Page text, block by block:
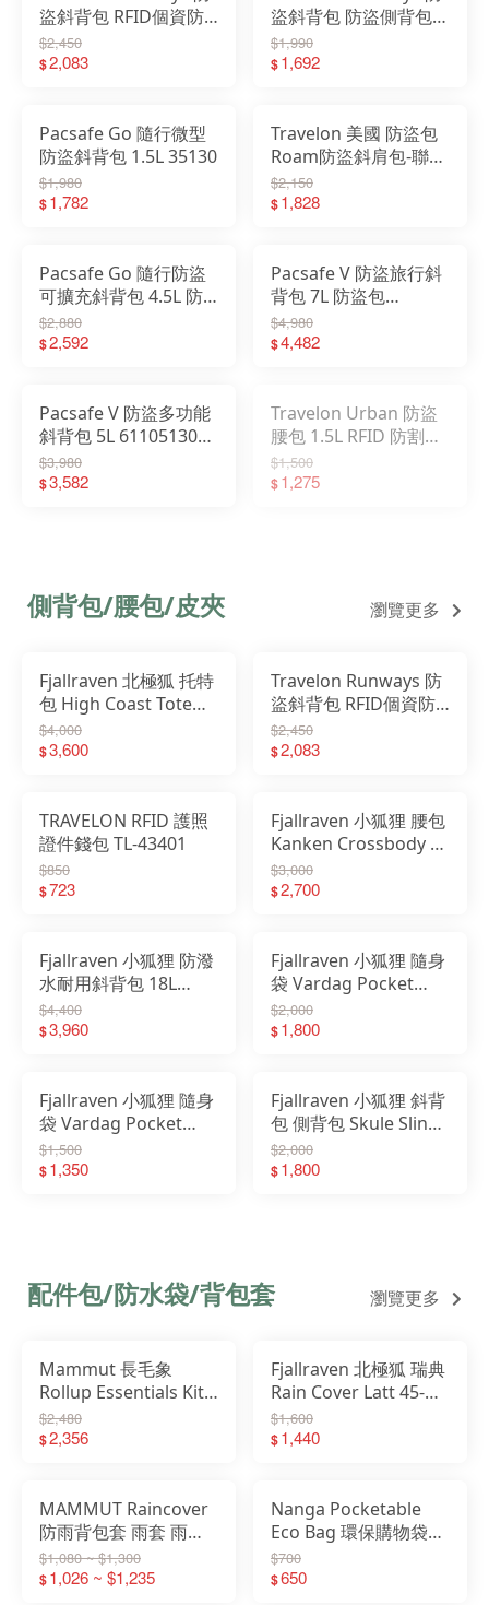
盜斜背包 RFID個資防
盜 出國防盜包 TL-
43715
$2,450
$2,083
盜斜背包 防盜側背包
黑 藍 TL-43714
$1,990
$1,692
Pacsafe Go 隨行微型
防盜斜背包 1.5L 35130
$1,980
$1,782
Travelon 美國 防盜包
Roam防盜斜肩包-聯名
款 旅遊腰包 旅遊隨身
TL-43678A
$2,150
$1,828
Pacsafe Go 隨行防盜
可擴充斜背包 4.5L 防
盜包 35140 351401
$2,880
$2,592
Pacsafe V 防盜旅行斜
背包 7L 防盜包
61110130 61110658
$4,980
$4,482
Pacsafe V 防盜多功能
斜背包 5L 61105130
61105658
$3,980
$3,582
Travelon Urban 防盜
腰包 1.5L RFID 防割
Anti-Theft 防搶 腰包
TL-43557
$1,500
$1,275
側背包/腰包/皮夾 瀏覽更多
Fjallraven 北極狐 托特
包 High Coast Tote
30L 肩背包 23200331
$4,000
$3,600
Travelon Runways 防
盜斜背包 RFID個資防
盜 出國防盜包 TL-
43715
$2,450
$2,083
TRAVELON RFID 護照
證件錢包 TL-43401
$850
$723
Fjallraven 小狐狸 腰包
Kanken Crossbody 4L
斜背包 23200395
$3,000
$2,700
Fjallraven 小狐狸 防潑
水耐用斜背包 18L
Farden Crossbody
23200340
$4,400
$3,960
Fjallraven 小狐狸 隨身
袋 Vardag Pocket
Large 橫式斜背袋
23200339
$2,000
$1,800
Fjallraven 小狐狸 隨身
袋 Vardag Pocket
Small 23200338
$1,500
$1,350
Fjallraven 小狐狸 斜背
包 側背包 Skule Sling
6L 23200337
$2,000
$1,800
配件包/防水袋/背包套 瀏覽更多
Mammut 長毛象
Rollup Essentials Kit
捲收式二合一盥洗收納
包 2810-01100
$2,480
$2,356
Fjallraven 北極狐 瑞典
Rain Cover Latt 45-
50L 輕量防雨套 防雨套
23100184
$1,600
$1,440
MAMMUT Raincover
防雨背包套 雨套 雨罩
2810-00760 2810-
00770
$1,080 ~ $1,300
$1,026 ~ $1,235
Nanga Pocketable
Eco Bag 環保購物袋
Live The Life 32424
$700
$650